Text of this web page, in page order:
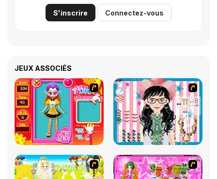
S'inscrire Connectez-vous
JEUX ASSOCIÉS